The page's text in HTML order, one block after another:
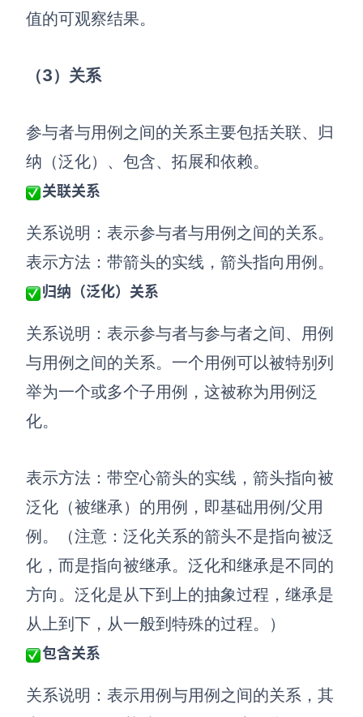
AI生成竞品分析
AI生成Grow模型
模板社区
企业服务
管理功能定制 · 专业部署方案
客户案例
企业版申请试用
帮助支持
获取详细功能指南和技术支持
知识分享社区
探索创意灵感与高效协作技巧
定价
值的可观察结果。
（3）关系
参与者与用例之间的关系主要包括关联、归
纳（泛化）、包含、拓展和依赖。
关联关系
关系说明：表示参与者与用例之间的关系。
表示方法：带箭头的实线，箭头指向用例。
归纳（泛化）关系
关系说明：表示参与者与参与者之间、用例
与用例之间的关系。一个用例可以被特别列
举为一个或多个子用例，这被称为用例泛
化。
表示方法：带空心箭头的实线，箭头指向被
泛化（被继承）的用例，即基础用例/父用
例。（注意：泛化关系的箭头不是指向被泛
化，而是指向被继承。泛化和继承是不同的
方向。泛化是从下到上的抽象过程，继承是
从上到下，从一般到特殊的过程。）
包含关系
关系说明：表示用例与用例之间的关系，其